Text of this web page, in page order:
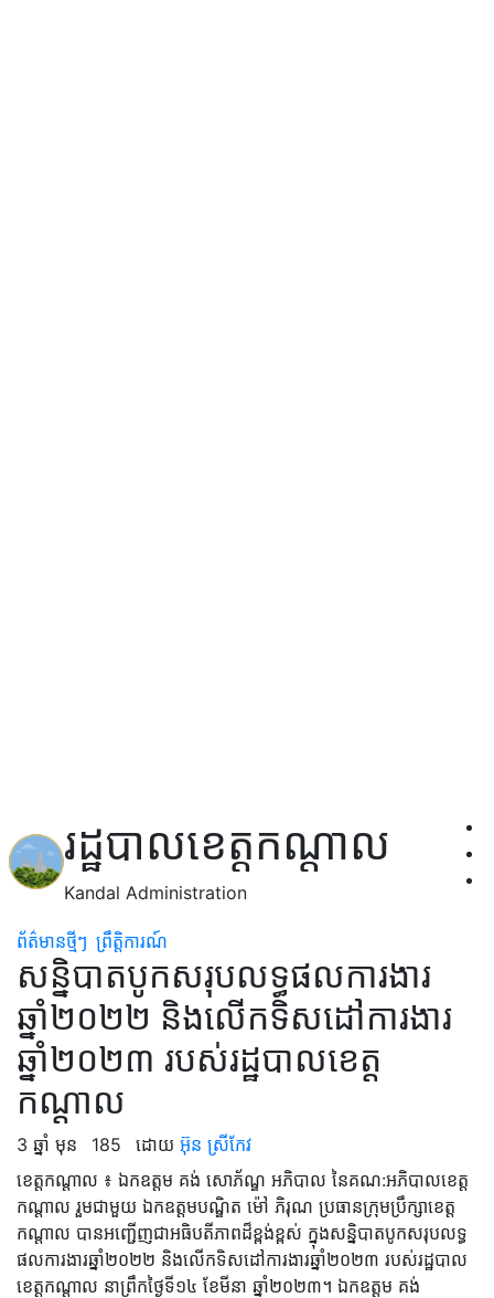
រដ្ឋបាលខេត្តកណ្តាល
Kandal Administration
ព័ត៌មានថ្មីៗ ព្រឹត្តិការណ៍
សន្និបាតបូកសរុបលទ្ធផលការងារ
ឆ្នាំ២០២២ និងលើកទិសដៅការងារ
ឆ្នាំ២០២៣ របស់រដ្ឋបាលខេត្ត
កណ្ដាល
3 ឆ្នាំ មុន 185 ដោយ អ៊ុន ស្រីកែវ
ខេត្តកណ្ដាល ៖ ឯកឧត្តម គង់ សោភ័ណ្ឌ អភិបាល នៃគណ:អភិបាលខេត្ត
កណ្ដាល រួមជាមួយ ឯកឧត្តមបណ្ឌិត ម៉ៅ ភិរុណ ប្រធានក្រុមប្រឹក្សាខេត្ត
កណ្ដាល បានអញ្ជើញជាអធិបតីភាពដ៏ខ្ពង់ខ្ពស់ ក្នុងសន្និបាតបូកសរុបលទ្ធ
ផលការងារឆ្នាំ២០២២ និងលើកទិសដៅការងារឆ្នាំ២០២៣ របស់រដ្ឋបាល
ខេត្តកណ្ដាល នាព្រឹកថ្ងៃទី១៤ ខែមីនា ឆ្នាំ២០២៣។ ឯកឧត្ដម គង់